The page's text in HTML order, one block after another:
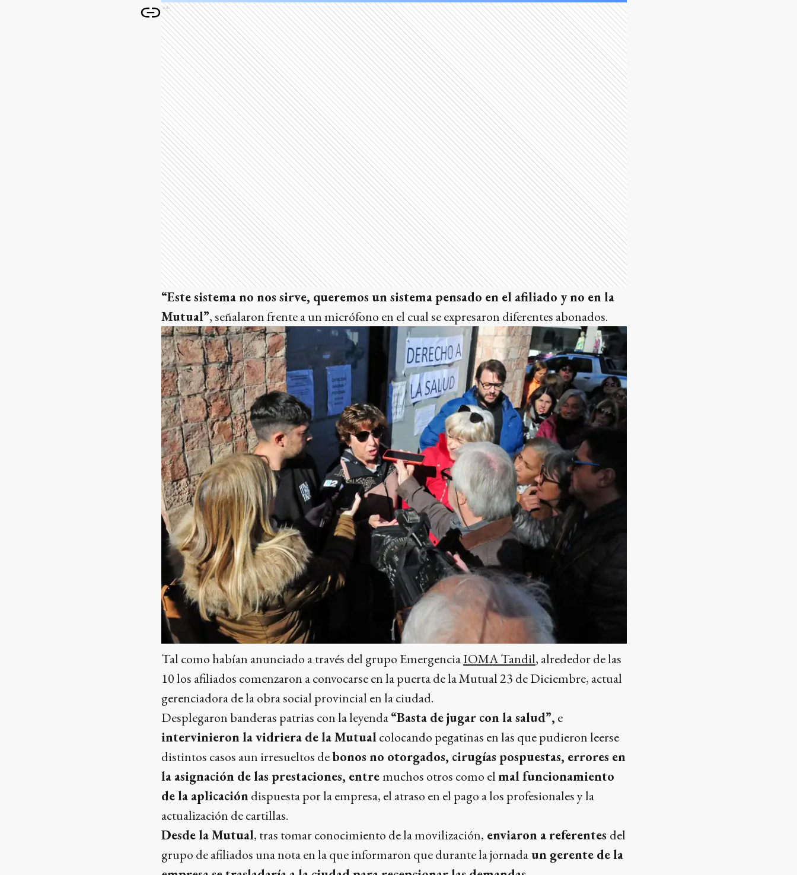
Ads
“Este sistema no nos sirve, queremos un sistema pensado en el afiliado y no en la
Mutual”, señalaron frente a un micrófono en el cual se expresaron diferentes abonados.
Tal como habían anunciado a través del grupo EmergenciaIOMA Tandil, alrededor de las
10 los afiliados comenzaron a convocarse en la puerta de la Mutual 23 de Diciembre, actual
gerenciadora de la obra social provincial en la ciudad.
Desplegaron banderas patrias con la leyenda“Basta de jugar con la salud”, e
intervinieron la vidriera de la Mutualcolocando pegatinas en las que pudieron leerse
distintos casos aun irresueltos debonos no otorgados, cirugías pospuestas, errores en
la asignación de las prestaciones, entremuchos otros como elmal funcionamiento
de la aplicacióndispuesta por la empresa, el atraso en el pago a los profesionales y la
actualización de cartillas.
Desde la Mutual, tras tomar conocimiento de la movilización, enviaron a referentes del
grupo de afiliados una nota en la que informaron que durante la jornadaun gerente de la